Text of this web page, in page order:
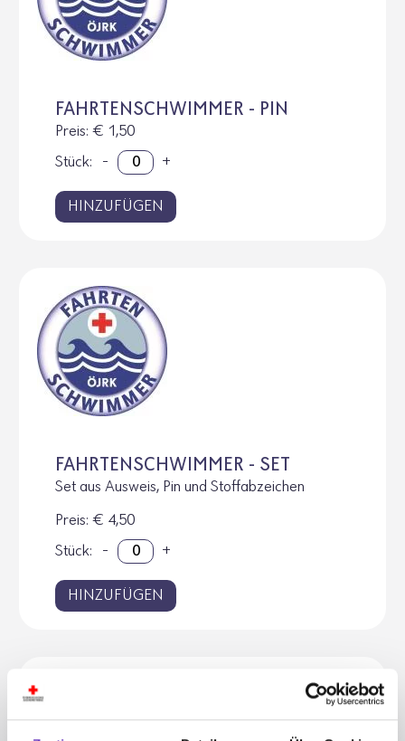
FAHRTENSCHWIMMER - PIN
Preis: € 1,50
Stück:
- +
HINZUFÜGEN
FAHRTENSCHWIMMER - SET
Set aus Ausweis, Pin und Stoffabzeichen
Preis: € 4,50
Stück:
- +
HINZUFÜGEN